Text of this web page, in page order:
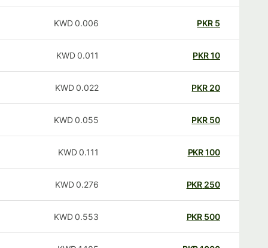
PKR
0.006
KWD
PKR
0.011
KWD
20
PKR
0.022
KWD
50
PKR
0.055
KWD
100
PKR
0.111
KWD
250
PKR
0.276
KWD
500
PKR
0.553
KWD